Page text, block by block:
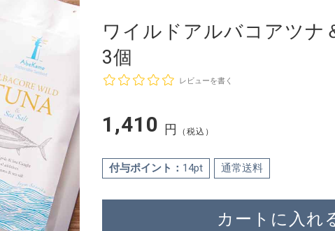
ワイルドアルバコアツナ
3個
レビューを書く
1,410 円 （税込）
付与ポイント： 14pt 通常送料
カートに入れ